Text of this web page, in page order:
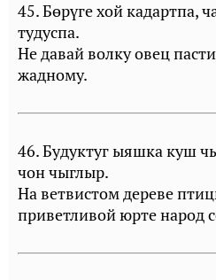
45. Бөрүге хой кадартпа,
тудуспа.
Не давай волку овец
жадному.
46. Будуктуг ыяшка куш
чон чыглыр.
На ветвистом дереве
приветливой юрте народ